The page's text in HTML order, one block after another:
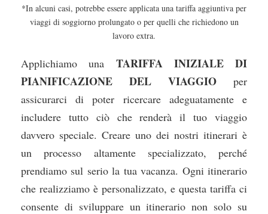
*In alcuni casi, potrebbe essere applicata una tariffa aggiuntiva per
viaggi di soggiorno prolungato o per quelli che richiedono un
lavoro extra.
Applichiamo una TARIFFA INIZIALE DI
PIANIFICAZIONE DEL VIAGGIO per
assicurarci di poter ricercare adeguatamente e
includere tutto ciò che renderà il tuo viaggio
davvero speciale. Creare uno dei nostri itinerari è
un processo altamente specializzato, perché
prendiamo sul serio la tua vacanza. Ogni itinerario
che realizziamo è personalizzato, e questa tariffa ci
consente di sviluppare un itinerario non solo su